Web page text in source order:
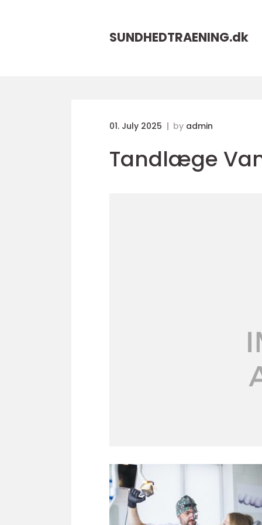
SUNDHEDTRAENING.dk
01. July 2025 by admin
Tandlæge